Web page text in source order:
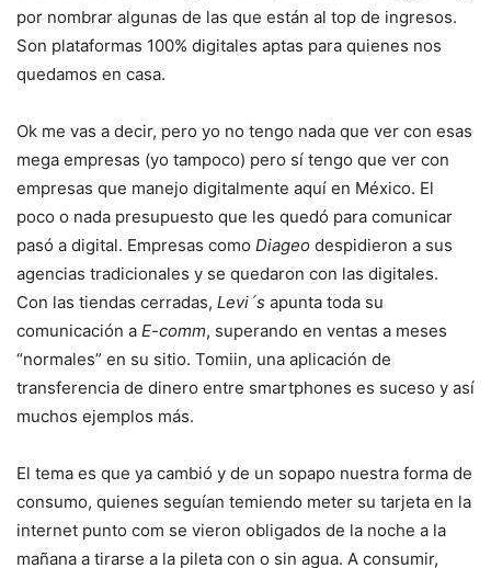
por nombrar algunas de las que están al top de ingresos.
Son plataformas 100% digitales aptas para quienes nos
quedamos en casa.
Ok me vas a decir, pero yo no tengo nada que ver con esas
mega empresas (yo tampoco) pero sí tengo que ver con
empresas que manejo digitalmente aquí en México. El
poco o nada presupuesto que les quedó para comunicar
pasó a digital. Empresas como Diageo despidieron a sus
agencias tradicionales y se quedaron con las digitales.
Con las tiendas cerradas, Levi´s apunta toda su
comunicación a E-comm, superando en ventas a meses
“normales” en su sitio. Tomiin, una aplicación de
transferencia de dinero entre smartphones es suceso y así
muchos ejemplos más.
El tema es que ya cambió y de un sopapo nuestra forma de
consumo, quienes seguían temiendo meter su tarjeta en la
internet punto com se vieron obligados de la noche a la
mañana a tirarse a la pileta con o sin agua. A consumir,